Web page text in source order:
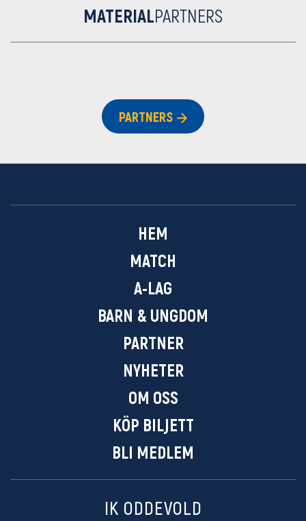
MATERIALPARTNERS
PARTNERS
HEM
MATCH
A-LAG
BARN & UNGDOM
PARTNER
NYHETER
OM OSS
KÖP BILJETT
BLI MEDLEM
IK ODDEVOLD